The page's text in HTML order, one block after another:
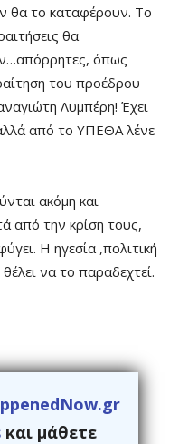
θα το καταφέρουν. Το
θα
όπως
του προέδρου
Λυμπέρη! Έχει
από το ΥΠΕΘΑ λένε
ακόμη και
από την κρίση τους,
Η ηγεσία ,πολιτική
να το παραδεχτεί.
και μάθετε